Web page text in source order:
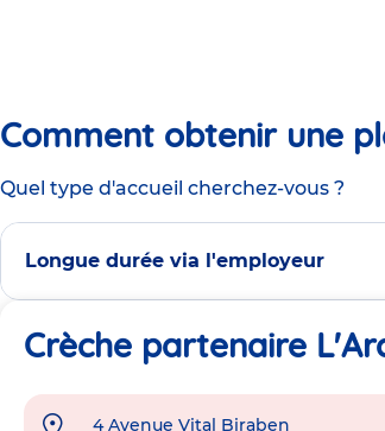
Comment obtenir une
Quel type d'accueil cherchez-vous ?
Longue durée via l'employeur
Crèche partenaire
4 Avenue Vital Biraben